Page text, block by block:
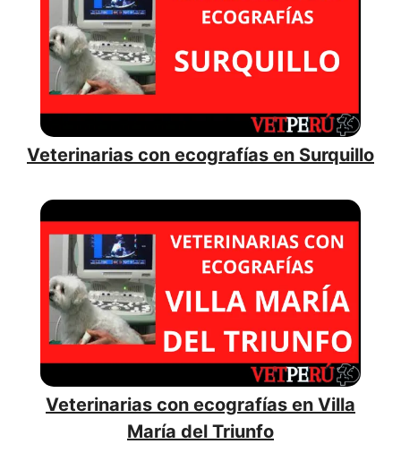
Veterinarias con ecografías en Surquillo
Veterinarias con ecografías en Villa
María del Triunfo